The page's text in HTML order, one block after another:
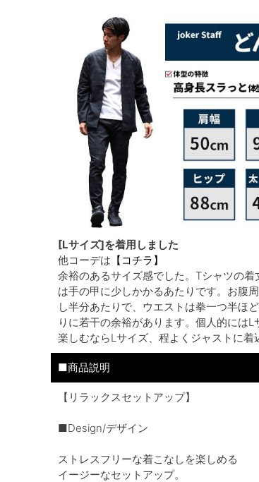
[Lサイズ]を着用しました
他コーデは 【コチラ】
余裕のあるサイズ感でした。Tシャツの
は手の甲に少しかかるあたりです。お腹
し半分あたりで、ウエストは拳一つ半ほ
りに若干の余裕があります。個人的には
楽しむならLサイズ、程よくジャストに着
■商品説明
【リラックスセットアップ】
■Design/デザイン
ストレスフリーな着こなしを楽しめる
イージーなセットアップ。